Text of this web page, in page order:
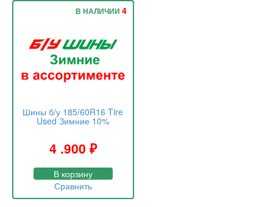
Шины б/у 185/60R16 Tire
Used Зимние 10%
4 .900 ₽
В НАЛИЧИИ 4
В корзину
Сравнить